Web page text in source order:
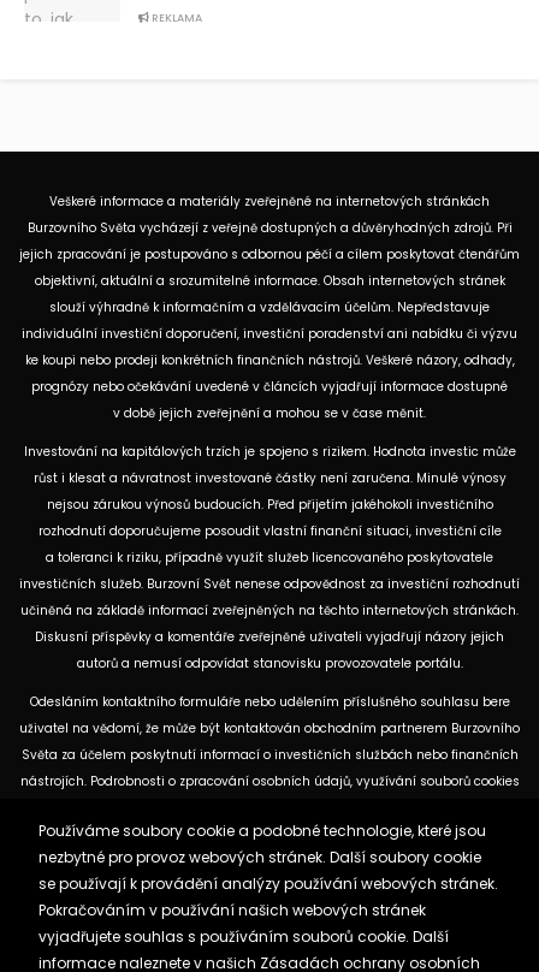
REKLAMA
Veškeré informace a materiály zveřejněné na internetových stránkách
Burzovního Světa vycházejí z veřejně dostupných a důvěryhodných zdrojů. Při
jejich zpracování je postupováno s odbornou péčí a cílem poskytovat čtenářům
objektivní, aktuální a srozumitelné informace. Obsah internetových stránek
slouží výhradně k informačním a vzdělávacím účelům. Nepředstavuje
individuální investiční doporučení, investiční poradenství ani nabídku či výzvu
ke koupi nebo prodeji konkrétních finančních nástrojů. Veškeré názory, odhady,
prognózy nebo očekávání uvedené v článcích vyjadřují informace dostupné
v době jejich zveřejnění a mohou se v čase měnit.
Investování na kapitálových trzích je spojeno s rizikem. Hodnota investic může
růst i klesat a návratnost investované částky není zaručena. Minulé výnosy
nejsou zárukou výnosů budoucích. Před přijetím jakéhokoli investičního
rozhodnutí doporučujeme posoudit vlastní finanční situaci, investiční cíle
a toleranci k riziku, případně využít služeb licencovaného poskytovatele
investičních služeb. Burzovní Svět nenese odpovědnost za investiční rozhodnutí
učiněná na základě informací zveřejněných na těchto internetových stránkách.
Diskusní příspěvky a komentáře zveřejněné uživateli vyjadřují názory jejich
autorů a nemusí odpovídat stanovisku provozovatele portálu.
Odesláním kontaktního formuláře nebo udělením příslušného souhlasu bere
uživatel na vědomí, že může být kontaktován obchodním partnerem Burzovního
Světa za účelem poskytnutí informací o investičních službách nebo finančních
nástrojích. Podrobnosti o zpracování osobních údajů, využívání souborů cookies
dostupných na těchto internetových stránkách. U jednotlivých článků mohou
být uvedeny informace o použitých zdrojích, datu původní analýzy nebo datu,
ke kterému se vztahují uvedené tržní údaje.
Zásady ochrany osobních údajů a cookies
Používáme soubory cookie a podobné technologie, které jsou
nezbytné pro provoz webových stránek. Další soubory cookie
se používají k provádění analýzy používání webových stránek.
Pokračováním v používání našich webových stránek
vyjadřujete souhlas s používáním souborů cookie. Další
informace naleznete v našich Zásadách ochrany osobních